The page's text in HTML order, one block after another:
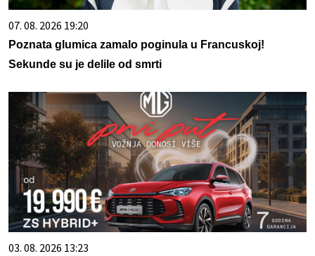
07. 08. 2026 19:20
Poznata glumica zamalo poginula u Francuskoj!
Sekunde su je delile od smrti
03. 08. 2026 13:23